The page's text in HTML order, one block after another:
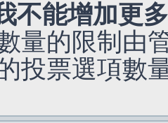
不能增加更
量的限制由
投票選項數